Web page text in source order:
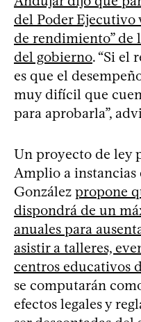
del Poder Ejecutivo
de rendimiento” de
del gobierno. “Si el
es que el
muy difícil que
para aprobarla”,
Un proyecto de ley
Amplio a instancias
González propone
dispondrá de un
anuales para
asistir a talleres,
centros educativos
se computarán
efectos legales y